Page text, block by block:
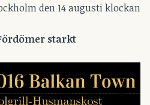
den 14 augusti klockan
starkt